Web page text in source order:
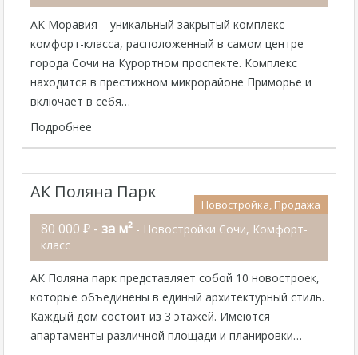
АК Моравия – уникальный закрытый комплекс
комфорт-класса, расположенный в самом центре
города Сочи на Курортном проспекте. Комплекс
находится в престижном микрорайоне Приморье и
включает в себя…
Подробнее
АК Поляна Парк
Новостройка, Продажа
80 000 ₽ - за м² - Новостройки Сочи, Комфорт-
класс
АК Поляна парк представляет собой 10 новостроек,
которые объединены в единый архитектурный стиль.
Каждый дом состоит из 3 этажей. Имеются
апартаменты различной площади и планировки…